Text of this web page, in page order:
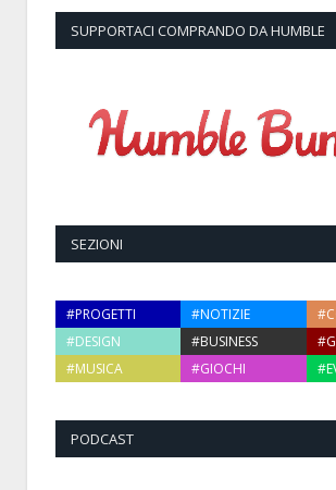
SUPPORTACI COMPRANDO DA HUMBLE
SEZIONI
#PROGETTI #NOTIZIE
#DESIGN
#BUSINESS
#MUSICA
#GIOCHI
PODCAST